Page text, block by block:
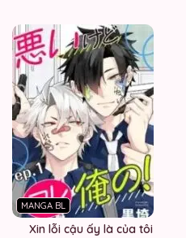
MANGA BL
Xin lỗi cậu ấy là của tôi